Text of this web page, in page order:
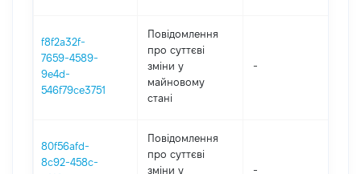
f8f2a32f-
7659-4589-
9e4d-
546f79ce3751
Повідомлення
про суттєві
зміни y
майновому
стані
-
80f56afd-
8c92-458c-
Повідомлення
про суттєві
зміни y
-